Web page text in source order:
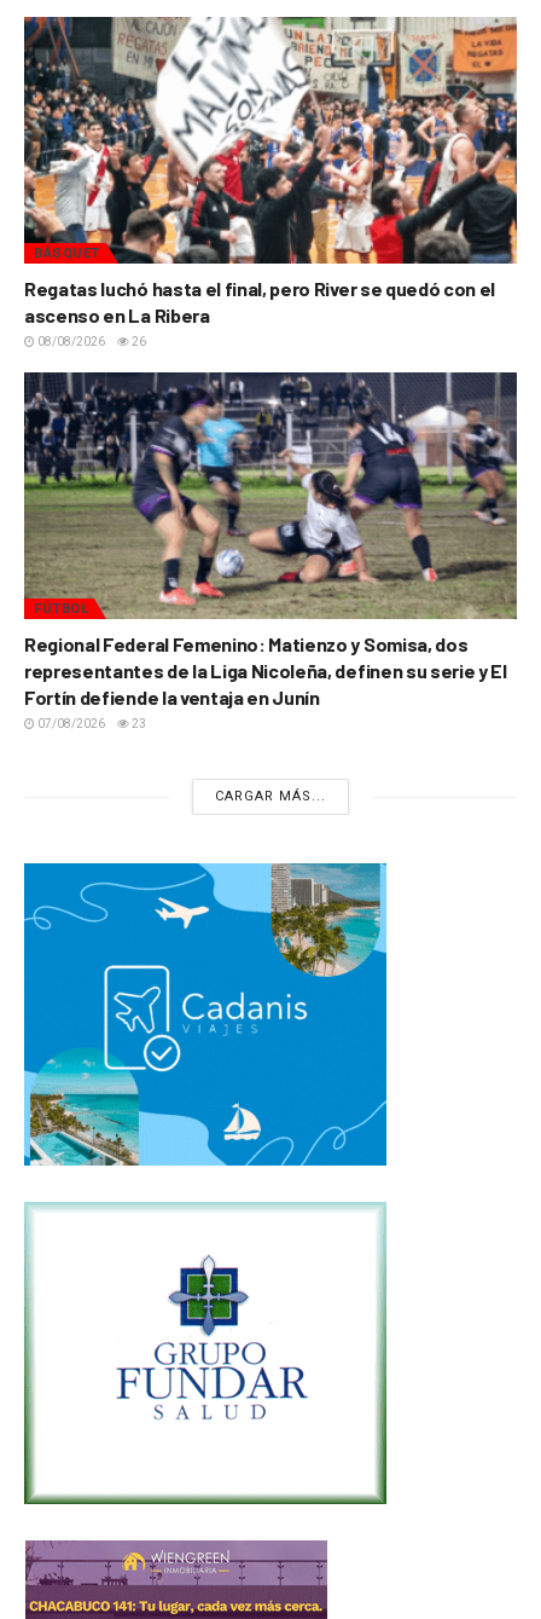
BÁSQUET
Regatas luchó hasta el final, pero River se quedó con el
ascenso en La Ribera
08/08/2026 26
FÚTBOL
Regional Federal Femenino: Matienzo y Somisa, dos
representantes de la Liga Nicoleña, definen su serie y El
Fortín defiende la ventaja en Junín
07/08/2026 23
CARGAR MÁS...